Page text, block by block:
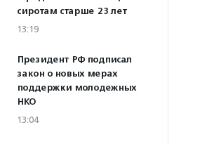
сиротам старше 23 лет
13:19
Президент РФ подписал
закон о новых мерах
поддержки молодежных
НКО
13:04